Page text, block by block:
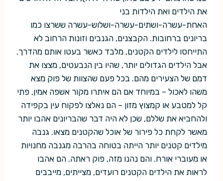
את הילדים ואת הילדות בני
האחת-עשרה-ושתים-עשרה-ושלוש-עשרה ששרצו כמו
בריונים ברחובות. הקבצנים, הגנבים וזונות הרחוב לא
התייחסו לילדים הקטנים, מלבד כאשר בעטו אותם מהדרך.
אבל הילדים הגדולים יותר, שהיו בין הנבעטים, מצצו את
דמם של הצעירים מהם. בכל פעם שהצוות של פוק מצא
משהו לאכול – במיוחד אם הם איתרו מקור אשפה אמין, פתי
קל למטבע או קמצוץ מזון – הם נאלצו לפקוח עין בקפידה
ולהחביא את שללם, שכן לא היה דבר שהבריונים אהבו יותר
מאשר לקחת כל פירור של אוכל שהקטנים מצאו. גנבה
מילדים קטנים יותר הייתה בטוחה בהרבה מגנבה מחנויות
או מעוברי אורח. והם נהנו מזה, פוק ראתה. הם אהבו
לראות את הילדים הקטנים רועדים, מצייתים, מייבבים